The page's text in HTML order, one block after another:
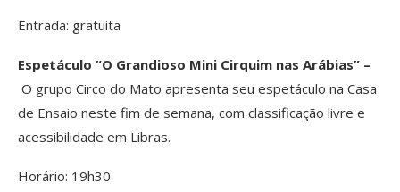
Entrada: gratuita
Espetáculo “O Grandioso Mini Cirquim nas Arábias” –
O grupo Circo do Mato apresenta seu espetáculo na Casa
de Ensaio neste fim de semana, com classificação livre e
acessibilidade em Libras.
Horário: 19h30